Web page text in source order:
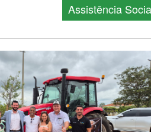
Assistência